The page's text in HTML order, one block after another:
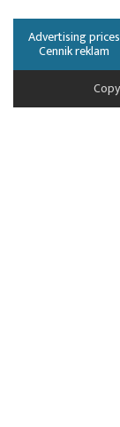
Cennik reklam
Advertising prices